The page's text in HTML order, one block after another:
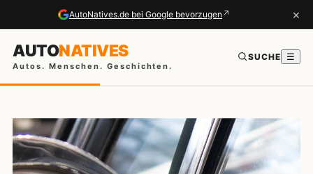
AutoNatives.de bei Google bevorzugen ↗ ×
AUTONATIVES
Autos. Menschen. Geschichten.
SUCHE ☰